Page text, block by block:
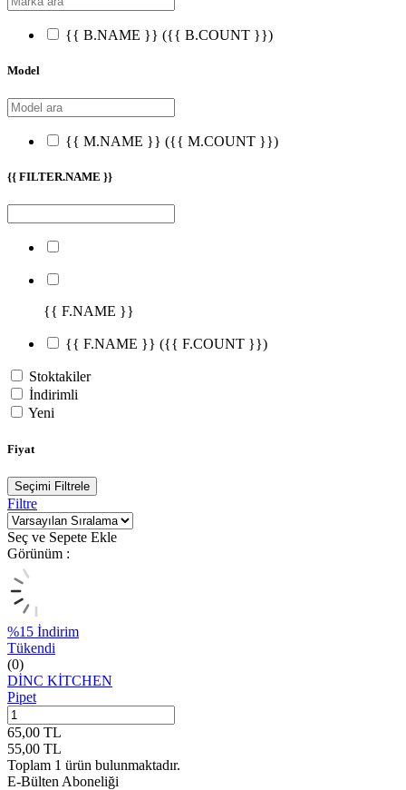
{{ B.NAME }} ({{ B.COUNT }})
Model
{{ M.NAME }} ({{ M.COUNT }})
{{ FILTER.NAME }}
{{ F.NAME }}
{{ F.NAME }} ({{ F.COUNT }})
Stoktakiler
İndirimli
Yeni
Fiyat
Seçimi Filtrele
Filtre
Seç ve Sepete Ekle
Görünüm :
%15 İndirim
Tükendi
(0)
DİNC KİTCHEN
Pipet
65,00 TL
55,00 TL
Toplam 1 ürün bulunmaktadır.
E-Bülten Aboneliği